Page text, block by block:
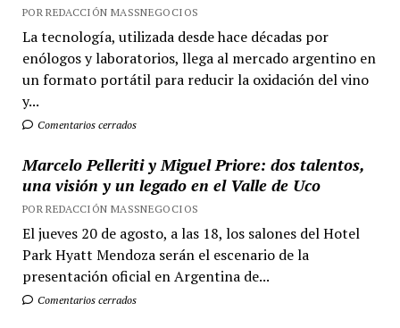
POR REDACCIÓN MASSNEGOCIOS
La tecnología, utilizada desde hace décadas por
enólogos y laboratorios, llega al mercado argentino en
un formato portátil para reducir la oxidación del vino
y...
Comentarios cerrados
Marcelo Pelleriti y Miguel Priore: dos talentos,
una visión y un legado en el Valle de Uco
POR REDACCIÓN MASSNEGOCIOS
El jueves 20 de agosto, a las 18, los salones del Hotel
Park Hyatt Mendoza serán el escenario de la
presentación oficial en Argentina de...
Comentarios cerrados